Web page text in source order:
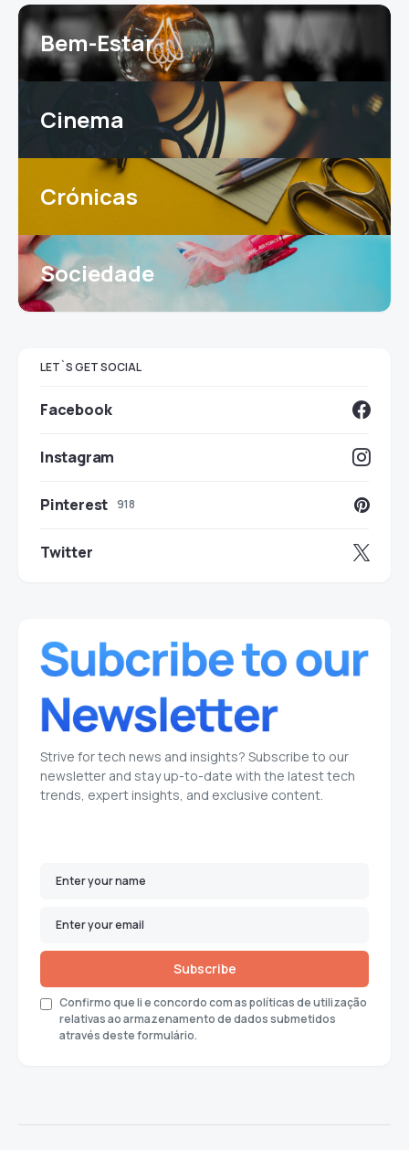
Bem-Estar
Cinema
Crónicas
Sociedade
LET`S GET SOCIAL
Facebook
Instagram
Pinterest 918
Twitter
Strive for tech news and insights? Subscribe to our
newsletter and stay up-to-date with the latest tech
trends, expert insights, and exclusive content.
Subscribe
Confirmo que li e concordo com as políticas de utilização
relativas ao armazenamento de dados submetidos
através deste formulário.